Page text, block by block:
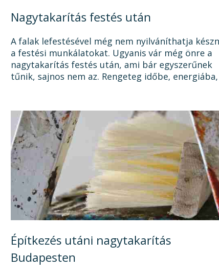
Nagytakarítás festés után
A falak lefestésével még nem nyilváníthatja
a festési munkálatokat. Ugyanis vár még önre a
nagytakarítás festés után, ami bár egyszerűnek
tűnik, sajnos nem az. Rengeteg időbe,
Építkezés utáni nagytakarítás
Budapesten